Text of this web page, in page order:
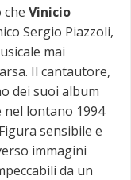
che Vinicio
Sergio Piazzoli,
mai
Il cantautore,
dei suoi album
nel lontano 1994
sensibile e
immagini
da un